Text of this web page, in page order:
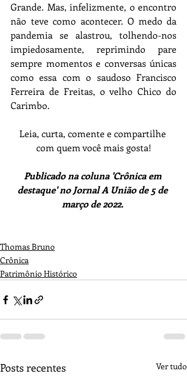
Grande. Mas, infelizmente, o encontro
não teve como acontecer. O medo da
pandemia se alastrou, tolhendo-nos
impiedosamente, reprimindo pare
sempre momentos e conversas únicas
como essa com o saudoso Francisco
Ferreira de Freitas, o velho Chico do
Carimbo.
Leia, curta, comente e compartilhe
com quem você mais gosta!
Publicado na coluna 'Crônica em
destaque' no Jornal A União de 5 de
março de 2022.
Thomas Bruno
Crônica
Patrimônio Histórico
Posts recentes Ver tudo